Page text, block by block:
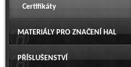
Certifikáty
MATERIÁLY PRO ZNAČENÍ HAL
PŘÍSLUŠENSTVÍ